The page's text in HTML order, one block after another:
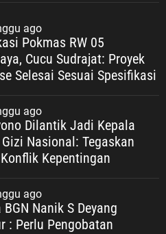
ago
Pokmas RW 05
Cucu Sudrajat: Proyek
Selesai Sesuai Spesifikasi
ago
Dilantik Jadi Kepala
Nasional: Tegaskan
Kepentingan
ago
BGN Nanik S Deyang
: Perlu Pengobatan